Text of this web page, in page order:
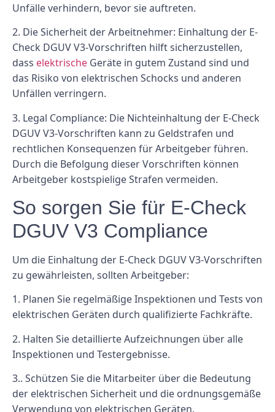
Unfälle verhindern, bevor sie auftreten.
2. Die Sicherheit der Arbeitnehmer: Einhaltung der E-
Check DGUV V3-Vorschriften hilft sicherzustellen,
dass elektrische Geräte in gutem Zustand sind und
das Risiko von elektrischen Schocks und anderen
Unfällen verringern.
3. Legal Compliance: Die Nichteinhaltung der E-Check
DGUV V3-Vorschriften kann zu Geldstrafen und
rechtlichen Konsequenzen für Arbeitgeber führen.
Durch die Befolgung dieser Vorschriften können
Arbeitgeber kostspielige Strafen vermeiden.
So sorgen Sie für E-Check
DGUV V3 Compliance
Um die Einhaltung der E-Check DGUV V3-Vorschriften
zu gewährleisten, sollten Arbeitgeber:
1. Planen Sie regelmäßige Inspektionen und Tests von
elektrischen Geräten durch qualifizierte Fachkräfte.
2. Halten Sie detaillierte Aufzeichnungen über alle
Inspektionen und Testergebnisse.
3.. Schützen Sie die Mitarbeiter über die Bedeutung
der elektrischen Sicherheit und die ordnungsgemäße
Verwendung von elektrischen Geräten.